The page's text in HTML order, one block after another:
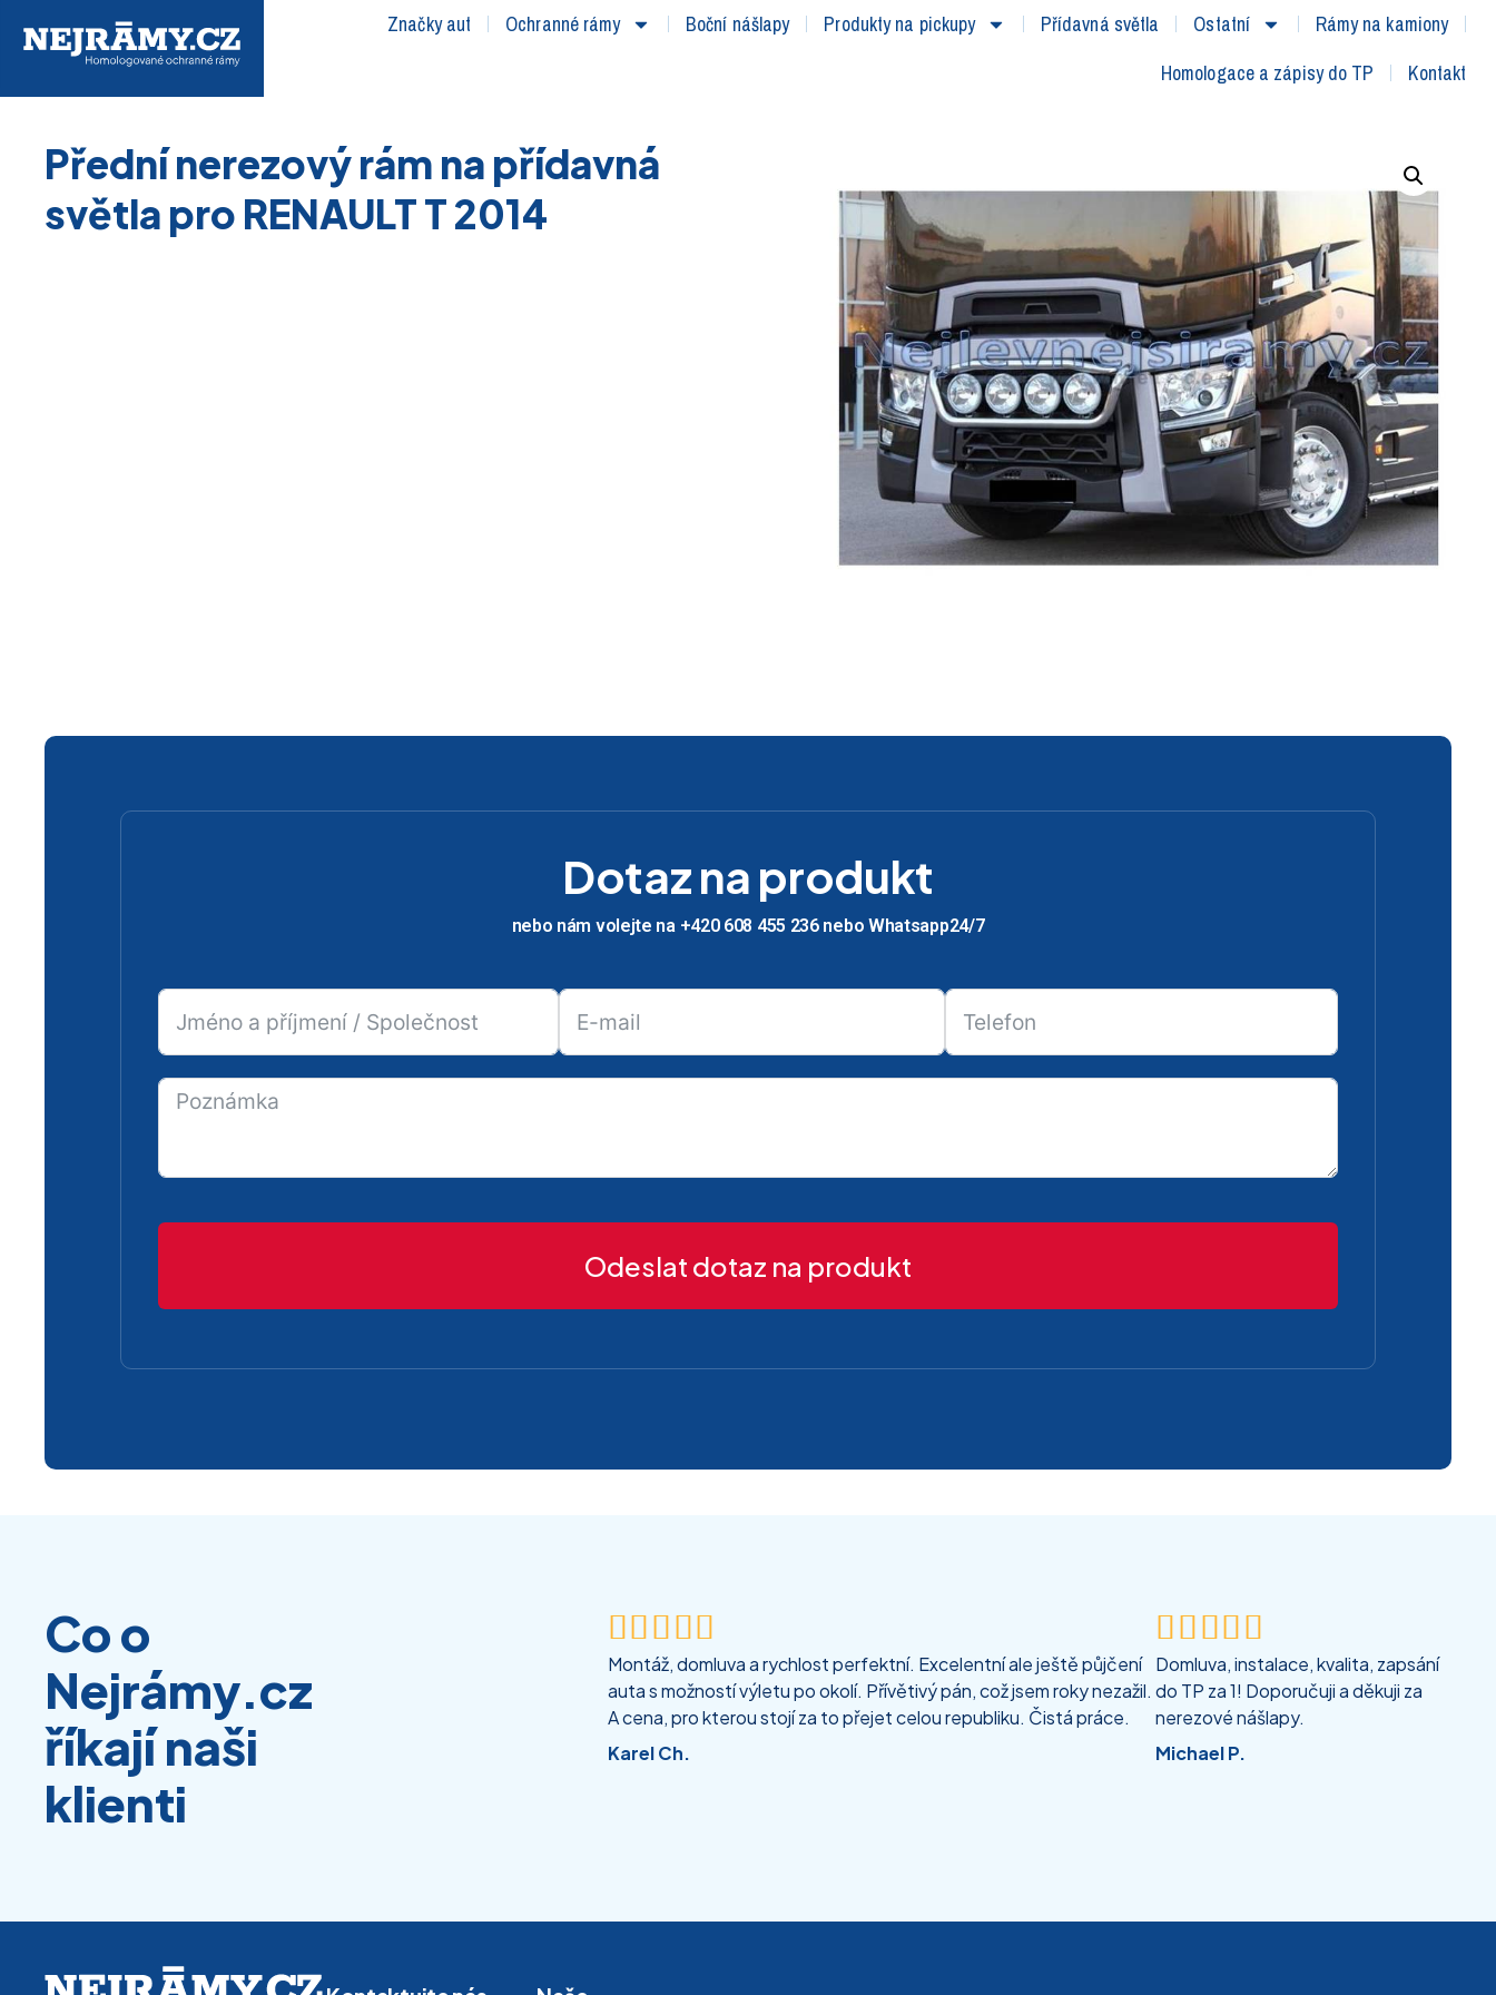
Značky aut Ochranné rámy Boční nášlapy Produkty na pickupy Přídavná světla Ostatní
Rámy na kamiony
Homologace a zápisy do TP
Kontakt
Přední nerezový rám na přídavná
světla pro RENAULT T 2014
Dotaz na produkt
nebo nám volejte na +420 608 455 236 nebo Whatsapp24/7
Odeslat dotaz na produkt
Co o
Nejrámy.cz
říkají naši
klienti

Montáž, domluva a rychlost perfektní. Excelentní ale ještě půjčení
auta s možností výletu po okolí. Přívětivý pán, což jsem roky nezažil.
A cena, pro kterou stojí za to přejet celou republiku. Čistá práce.
Karel Ch.

Domluva, instalace, kvalita, zapsání
do TP za 1! Doporučuji a děkuji za
nerezové nášlapy.
Michael P.